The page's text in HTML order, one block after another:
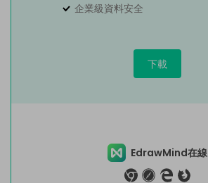
企業級資料安全
下載
EdrawMind在線